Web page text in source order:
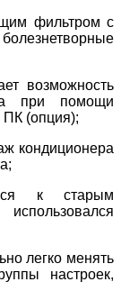
фильтром с
возможность
при помощи
(опция);
кондиционера
к старым
легко менять
настроек,